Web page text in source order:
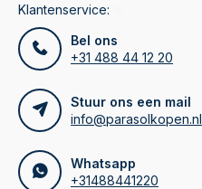
Klantenservice:
Bel ons
+31 488 44 12 20
Stuur ons een mail
info@parasolkopen.nl
Whatsapp
+31488441220